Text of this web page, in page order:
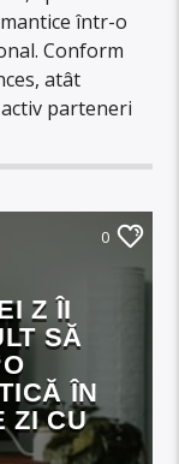
într-o
Conform
atât
parteneri
0
Z ÎI
SĂ
ÎN
ZI CU